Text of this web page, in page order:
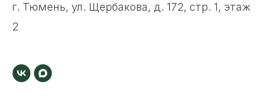
г. Тюмень, ул. Щербакова, д. 172, стр. 1, этаж
2